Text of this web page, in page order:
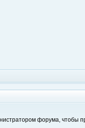
форума, чтобы